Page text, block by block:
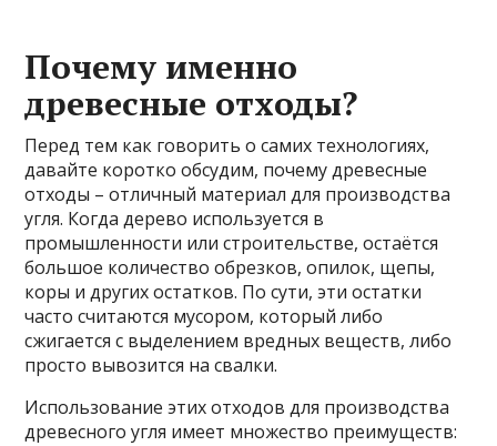
Почему именно
древесные отходы?
Перед тем как говорить о самих технологиях,
давайте коротко обсудим, почему древесные
отходы – отличный материал для производства
угля. Когда дерево используется в
промышленности или строительстве, остаётся
большое количество обрезков, опилок, щепы,
коры и других остатков. По сути, эти остатки
часто считаются мусором, который либо
сжигается с выделением вредных веществ, либо
просто вывозится на свалки.
Использование этих отходов для производства
древесного угля имеет множество преимуществ: